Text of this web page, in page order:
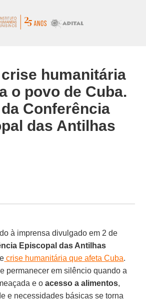
humanitária
o povo de Cuba.
Conferência
das Antilhas
à imprensa divulgado em 2 de
Episcopal das Antilhas
crise humanitária que afeta Cuba.
permanecer em silêncio quando a
e oacesso a alimentos,
e necessidades básicas se torna